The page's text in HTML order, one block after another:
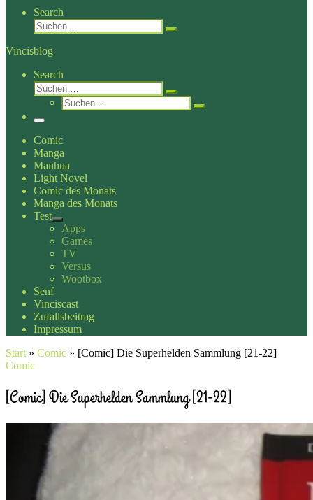
Search
Suche
Suchen …
Vincisblog
Search
Suche
Suchen …
Suche
Suchen …
Menü
Comic
Manga
Manhua
Light Novel
Comic des Monats
Manga des Monats
Test
Apps
Games
TV
Versus
Wootbox
Senf
Vinciscast
Zufallsbeitrag
Impressum
Start » Comic » [Comic] Die Superhelden Sammlung [21-22]
Comic
[Comic] Die Superhelden Sammlung [21-22]